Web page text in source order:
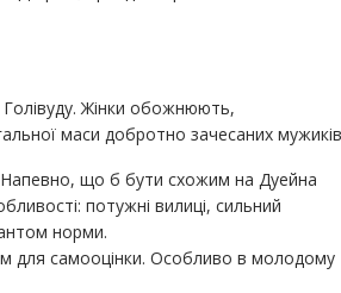
Жінки обожнюють,
маси добротно зачесаних
Напевно, що б бути схожим на Дуейна
потужні вилиці, сильний
норми.
для самооцінки. Особливо в молодому